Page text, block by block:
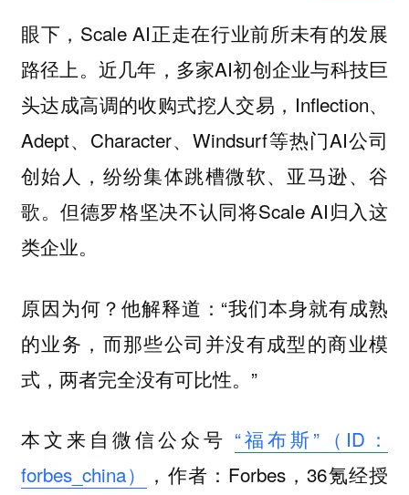
眼下，Scale AI正走在行业前所未有的发展
路径上。近几年，多家AI初创企业与科技巨
头达成高调的收购式挖人交易，Inflection、
Adept、Character、Windsurf等热门AI公司
创始人，纷纷集体跳槽微软、亚马逊、谷
歌。但德罗格坚决不认同将Scale AI归入这
类企业。
原因为何？他解释道：“我们本身就有成熟
的业务，而那些公司并没有成型的商业模
式，两者完全没有可比性。”
本文来自微信公众号 “福布斯”（ID：
forbes_china）
，作者：Forbes，36氪经授